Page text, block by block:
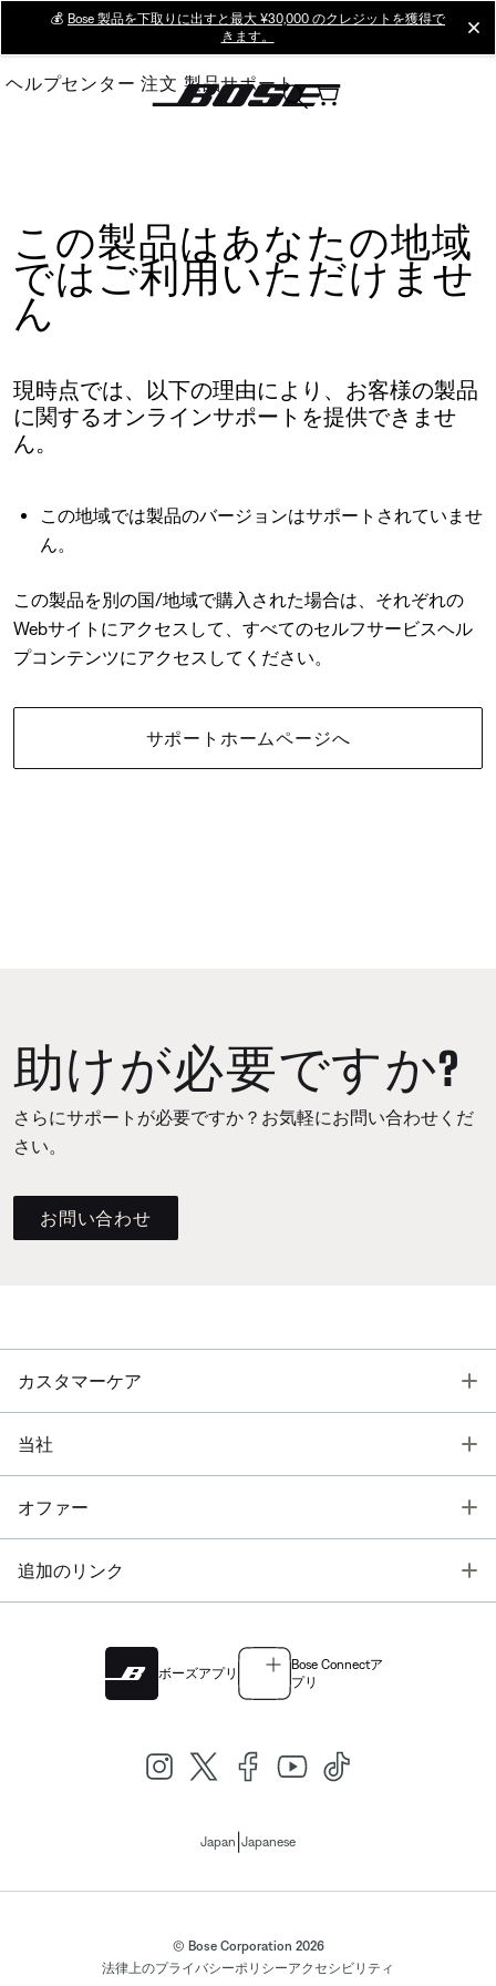
Main
💰 Bose 製品を下取りに出すと最大 ¥30,000 のクレジットを獲得で
きます。
ヘルプセンター 注文 製品サポート
この製品はあなたの地域
ではご利用いただけませ
ん
現時点では、以下の理由により、お客様の製品
に関するオンラインサポートを提供できませ
ん。
この地域では製品のバージョンはサポートされていませ
ん。
この製品を別の国/地域で購入された場合は、それぞれの
Webサイトにアクセスして、すべてのセルフサービスヘル
プコンテンツにアクセスしてください。
サポートホームページへ
助けが必要ですか?
さらにサポートが必要ですか？お気軽にお問い合わせくだ
さい。
お問い合わせ
カスタマーケア
当社
オファー
追加のリンク
ボーズアプリ
Bose Connectア
プリ
Japan Japanese
© Bose Corporation 2026
法律上のプライバシーポリシーアクセシビリティ